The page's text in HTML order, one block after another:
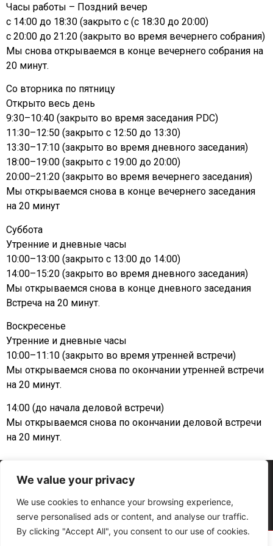
We value your privacy
We use cookies to enhance your browsing experience,
serve personalised ads or content, and analyse our traffic.
By clicking "Accept All", you consent to our use of cookies.
Часы работы – Поздний вечер
с 14:00 до 18:30 (закрыто с (с 18:30 до 20:00)
с 20:00 до 21:20 (закрыто во время вечернего собрания)
Мы снова открываемся в конце вечернего собрания на
20 минут.
Со вторника по пятницу
Открыто весь день
9:30–10:40 (закрыто во время заседания PDC)
11:30–12:50 (закрыто с 12:50 до 13:30)
13:30–17:10 (закрыто во время дневного заседания)
18:00–19:00 (закрыто с 19:00 до 20:00)
20:00–21:20 (закрыто во время вечернего заседания)
Мы открываемся снова в конце вечернего заседания
на 20 минут
Суббота
Утренние и дневные часы
10:00–13:00 (закрыто с 13:00 до 14:00)
14:00–15:20 (закрыто во время дневного заседания)
Мы открываемся снова в конце дневного заседания
Встреча на 20 минут.
Воскресенье
Утренние и дневные часы
10:00–11:10 (закрыто во время утренней встречи)
Мы открываемся снова по окончании утренней встречи
на 20 минут.
14:00 (до начала деловой встречи)
Мы открываемся снова по окончании деловой встречи
на 20 минут.
Общие условияполитика конфиденциальности